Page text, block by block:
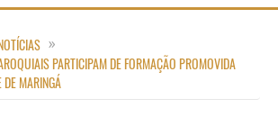
PARTICIPAM DE FORMAÇÃO PROMOVIDA
MARINGÁ